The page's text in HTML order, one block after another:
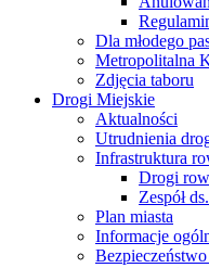
Dla młodego
Metropolitalna
Zdjęcia taboru
Drogi Miejskie
Aktualności
Utrudnienia
Infrastruktura
Drogi
Zespół
Plan miasta
Informacje